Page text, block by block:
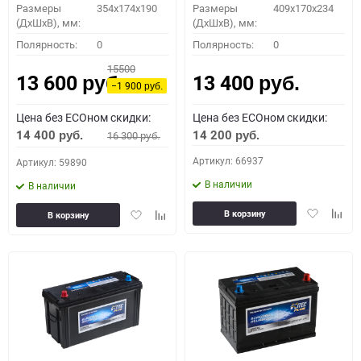
Размеры
(ДхШхВ), мм:
354x174x190
Полярность: 0
13 600 руб.
15500
−1 900руб.
Цена без ECOном скидки:
14 400 руб. 16 300руб.
Артикул: 59890
В наличии
ДобавитьДобавить
В корзину
Размеры
(ДхШхВ), мм:
409x170x234
Полярность: 0
13 400 руб.
Цена без ECOном скидки:
14 200 руб.
Артикул: 66937
В наличии
Добавить
В корзину